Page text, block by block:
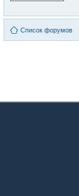
Список форумов